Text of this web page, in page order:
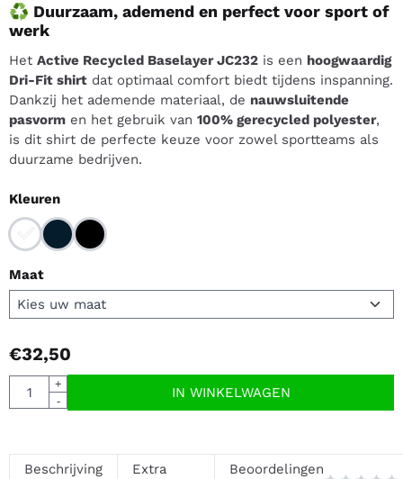
♻️ Duurzaam, ademend en perfect voor sport of
werk
Het Active Recycled Baselayer JC232 is een hoogwaardig
Dri-Fit shirt dat optimaal comfort biedt tijdens inspanning.
Dankzij het ademende materiaal, de nauwsluitende
pasvorm en het gebruik van 100% gerecycled polyester,
is dit shirt de perfecte keuze voor zowel sportteams als
duurzame bedrijven.
Maak een keuze voor
Kleuren
Maat
€32,50
Aantal
+
-
IN WINKELWAGEN
Beschrijving
Extra
Beoordelingen